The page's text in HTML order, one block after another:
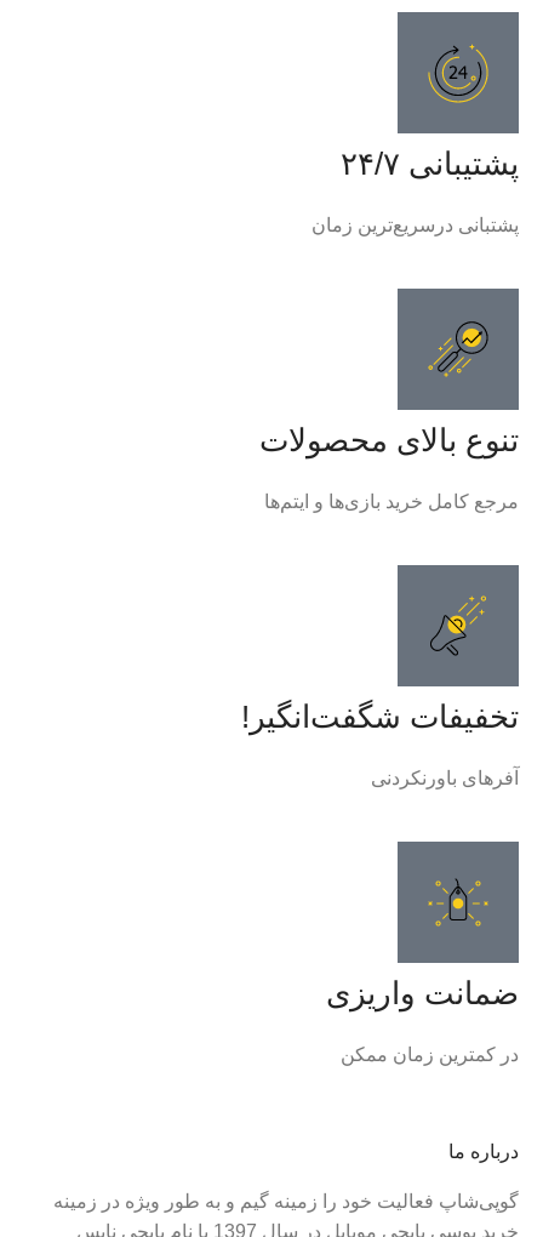
پشتیبانی ۲۴/۷
پشتبانی درسریع‌ترین زمان
تنوع بالای محصولات
مرجع کامل خرید بازی‌ها و ایتم‌ها
تخفیفات شگفت‌انگیر!
آفر‌های باورنکردنی
ضمانت واریزی
در کمترین زمان ممکن
درباره ما
گوپی‌شاپ فعالیت خود را زمینه گیم و به طور ویژه در زمینه
خرید یوسی پابجی موبایل در سال 1397 با نام پابجی نایس